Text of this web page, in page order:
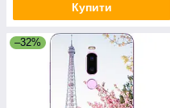
Купити
–32%